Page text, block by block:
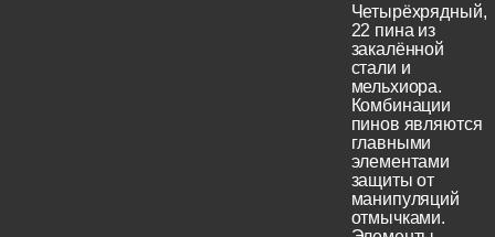
Четырёхрядный,
22 пина из
закалённой
стали и
мельхиора.
Комбинации
пинов являются
главными
элементами
защиты от
манипуляций
отмычками.